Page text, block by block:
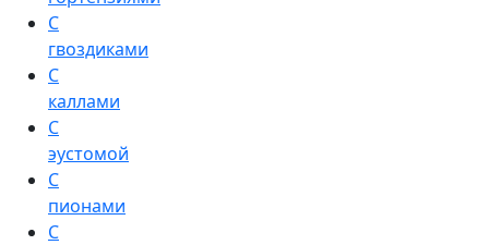
С
гвоздиками
С
каллами
С
эустомой
С
пионами
С